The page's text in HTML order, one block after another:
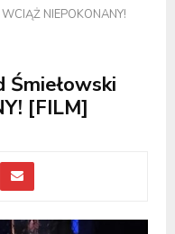
NIEPOKONANY!
Śmiełowski
[FILM]